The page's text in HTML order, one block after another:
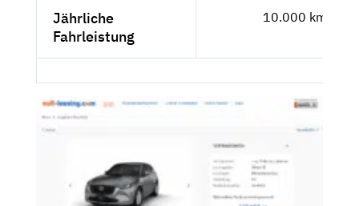
Jährliche
Fahrleistung
10.000 km